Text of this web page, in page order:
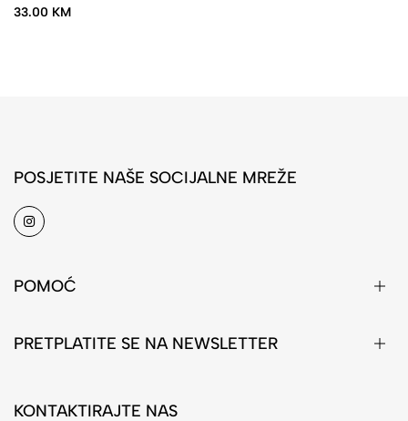
33.00 KM
POSJETITE NAŠE SOCIJALNE MREŽE
POMOĆ
PRETPLATITE SE NA NEWSLETTER
KONTAKTIRAJTE NAS